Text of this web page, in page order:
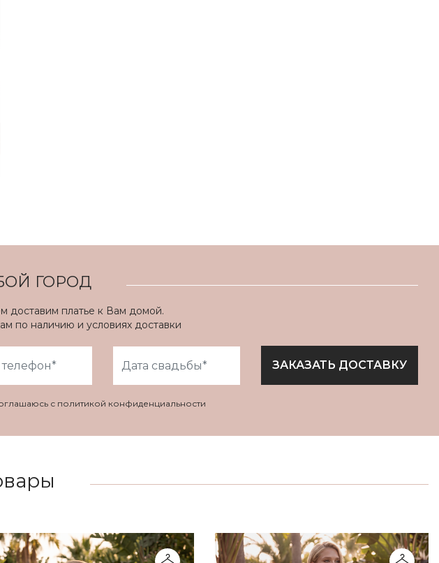
ГОРОД
доставим платье к Вам домой.
по наличию и условиях доставки
ЗАКАЗАТЬ ДОСТАВКУ
с политикой конфиденциальности